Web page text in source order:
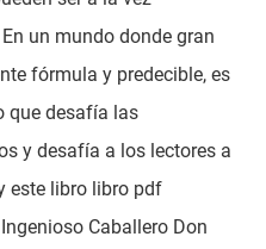
un mundo donde gran
fórmula y predecible, es
que desafía las
y desafía a los lectores a
este libro libro pdf
Caballero Don